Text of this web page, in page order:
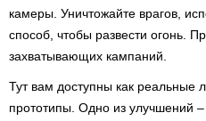
камеры. Уничтожайте врагов,
способ, чтобы развести огонь.
захватывающих кампаний.
Тут вам доступны как реальные
прототипы. Одно из улучшений